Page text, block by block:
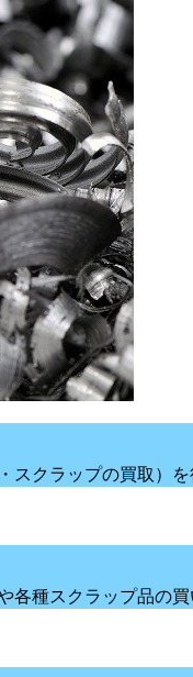
スクラップの買取）
各種スクラップ品の